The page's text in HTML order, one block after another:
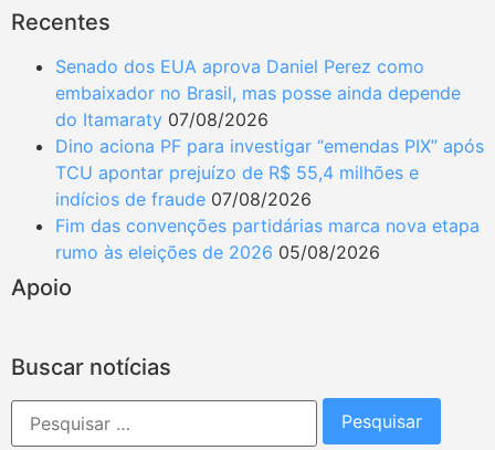
Recentes
Senado dos EUA aprova Daniel Perez como
embaixador no Brasil, mas posse ainda depende
do Itamaraty 07/08/2026
Dino aciona PF para investigar “emendas PIX” após
TCU apontar prejuízo de R$ 55,4 milhões e
indícios de fraude 07/08/2026
Fim das convenções partidárias marca nova etapa
rumo às eleições de 2026 05/08/2026
Apoio
Buscar notícias